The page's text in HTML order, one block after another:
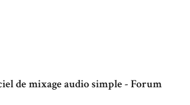
de mixage audio simple - Forum